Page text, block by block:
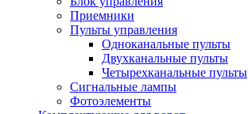
Приемники
Пульты управления
Одноканальные пульты
Двухканальные пульты
Четырехканальные пульты
Сигнальные лампы
Фотоэлементы